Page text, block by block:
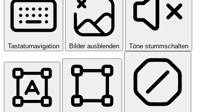
Tastaturnavigation Bilder ausblenden Töne stummschalten